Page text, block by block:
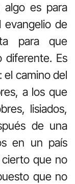
algo es para
evangelio de
para que
diferente. Es
el camino del
a los que
lisiados,
de una
en un país
cierto que no
que no